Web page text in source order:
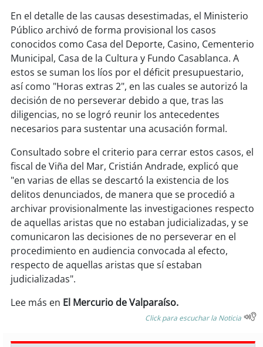
soychillán
soysancarlos
soytalcahuano
soyconcepción
soycoronel
soyarauco
soytemuco
soyvaldivia
soyosorno
soypuertomontt
soychiloé
En el detalle de las causas desestimadas, el Ministerio
Público archivó de forma provisional los casos
conocidos como Casa del Deporte, Casino, Cementerio
Municipal, Casa de la Cultura y Fundo Casablanca. A
estos se suman los líos por el déficit presupuestario,
así como "Horas extras 2", en las cuales se autorizó la
decisión de no perseverar debido a que, tras las
diligencias, no se logró reunir los antecedentes
necesarios para sustentar una acusación formal.
Consultado sobre el criterio para cerrar estos casos, el
fiscal de Viña del Mar, Cristián Andrade, explicó que
"en varias de ellas se descartó la existencia de los
delitos denunciados, de manera que se procedió a
archivar provisionalmente las investigaciones respecto
de aquellas aristas que no estaban judicializadas, y se
comunicaron las decisiones de no perseverar en el
procedimiento en audiencia convocada al efecto,
respecto de aquellas aristas que sí estaban
judicializadas".
Lee más en El Mercurio de Valparaíso.
Click para escuchar la Noticia